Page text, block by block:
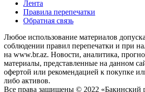
Лента
Правила перепечатки
Обратная связь
Любое использование материалов
соблюдении правил перепечатки и при
на www.br.az. Новости, аналитика,
материалы, представленные на данном
офертой или рекомендацией к покупке
либо активов.
Все права защищены © 2022 «Бакинский